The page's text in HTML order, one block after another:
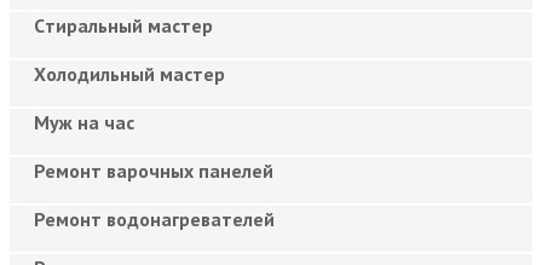
Cтиральный мастер
Холодильный мастер
Муж на час
Ремонт варочных панелей
Ремонт водонагревателей